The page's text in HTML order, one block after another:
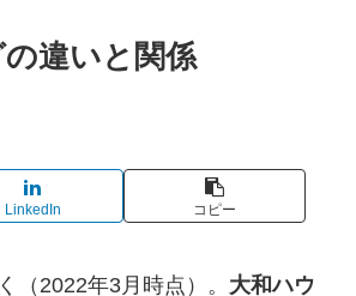
違いと関係
LinkedIn コピー
（2022年3月時点）。 大和ハウ